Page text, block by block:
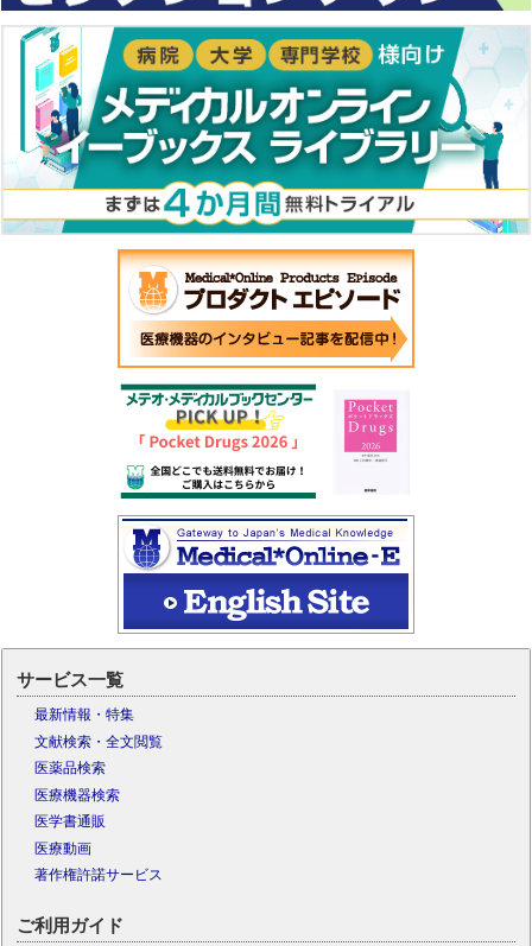
サービス一覧
最新情報・特集
文献検索・全文閲覧
医薬品検索
医療機器検索
医学書通販
医療動画
著作権許諾サービス
ご利用ガイド